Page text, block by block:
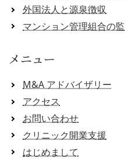
外国法人と源泉徴収
マンション管理組合の
メニュー
M&A アドバイザリー
アクセス
お問い合わせ
クリニック開業支援
はじめまして